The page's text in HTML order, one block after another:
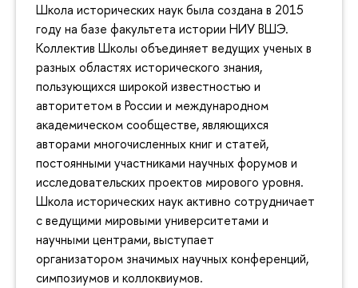
Школа исторических наук была создана в 2015
году на базе факультета истории НИУ ВШЭ.
Коллектив Школы объединяет ведущих ученых в
разных областях исторического знания,
пользующихся широкой известностью и
авторитетом в России и международном
академическом сообществе, являющихся
авторами многочисленных книг и статей,
постоянными участниками научных форумов и
исследовательских проектов мирового уровня.
Школа исторических наук активно сотрудничает
с ведущими мировыми университетами и
научными центрами, выступает
организатором значимых научных конференций,
симпозиумов и коллоквиумов.